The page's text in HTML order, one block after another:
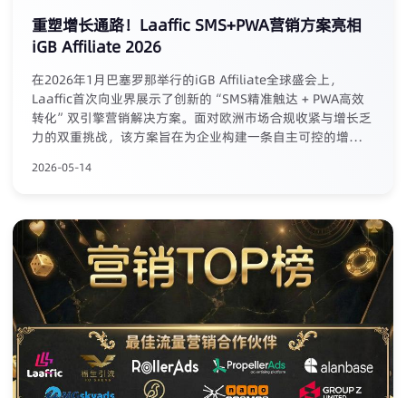
重塑增长通路！Laaffic SMS+PWA营销方案亮相
iGB Affiliate 2026
在2026年1月巴塞罗那举行的iGB Affiliate全球盛会上，
Laaffic首次向业界展示了创新的“SMS精准触达 + PWA高效
转化”双引擎营销解决方案。面对欧洲市场合规收紧与增长乏
力的双重挑战，该方案旨在为企业构建一条自主可控的增长闭
强留存的PWA技术将用户沉淀为私有数字资产。这一“通信触
槛，为深耕欧洲市场的企业提供了可持续的战略路径。
2026-05-14